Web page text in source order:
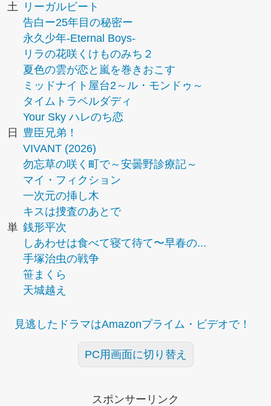
土
リーガルビート
告白ー25年目の秘密ー
永久少年-Eternal Boys-
リラの花咲くけものみち２
夏色の雲が恋と嵐を巻きおこす
ミッドナイト屋台2～ル・モンドゥ～
タイムトラベルダディ
Your Sky ハレのち恋
日
豊臣兄弟！
VIVANT (2026)
勿忘草の咲く町で～安曇野診療記～
マイ・フィクション
一次元の挿し木
キスは捜査のあとで
単 銭形平次
しあわせは食べて寝て待て〜早春の...
手塚治虫の戦争
笹まくら
天城越え
見逃したドラマはAmazonプライム・ビデオで！
PC用画面に切り替え
スポンサーリンク